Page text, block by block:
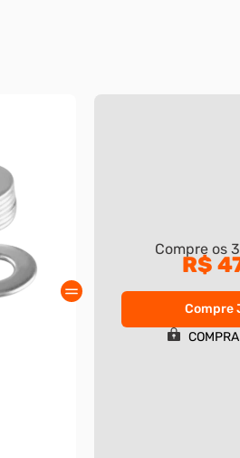
Compre os3
R$
Compre
COMPRA